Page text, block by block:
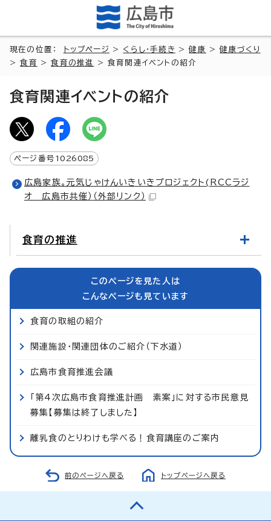
現在の位置： トップページ > くらし・手続き >健康 >健康づくり
>食育 >食育の推進 > 食育関連イベントの紹介
食育関連イベントの紹介
ページ番号 1026085
広島家族。元気じゃけんいきいきプロジェクト(RCCラジ
オ 広島市共催） （外部リンク）
食育の推進
このページを見た人は
こんなページも見ています
食育の取組の紹介
関連施設・関連団体のご紹介（下水道）
広島市食育推進会議
「第4次広島市食育推進計画 素案」に対する市民意見
募集【募集は終了しました】
離乳食のとりわけも学べる！食育講座のご案内
前のページへ戻る トップページへ戻る